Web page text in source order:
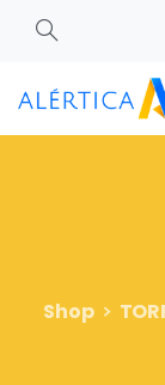
Search
Shop